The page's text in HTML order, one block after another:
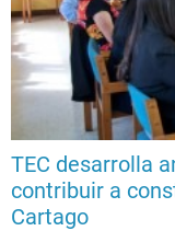
TEC desarrolla
contribuir a
Cartago